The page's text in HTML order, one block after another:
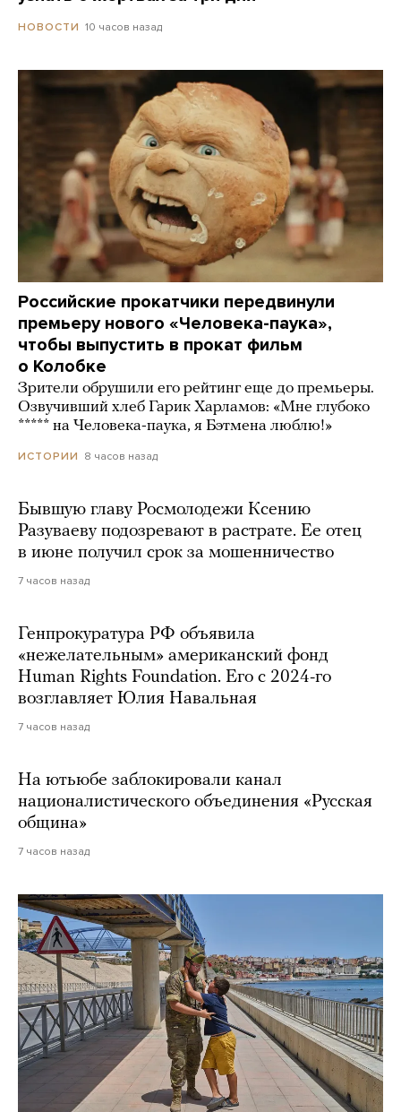
НОВОСТИ 10 часов назад
Российские прокатчики передвинули
премьеру нового «Человека-паука»,
чтобы выпустить в прокат фильм
о Колобке
Зрители обрушили его рейтинг еще до премьеры.
Озвучивший хлеб Гарик Харламов: «Мне глубоко
***** на Человека-паука, я Бэтмена люблю!»
ИСТОРИИ 8 часов назад
Бывшую главу Росмолодежи Ксению
Разуваеву подозревают в растрате. Ее отец
в июне получил срок за мошенничество
7 часов назад
Генпрокуратура РФ объявила
«нежелательным» американский фонд
Human Rights Foundation. Его с 2024-го
возглавляет Юлия Навальная
7 часов назад
На ютьюбе заблокировали канал
националистического объединения «Русская
община»
7 часов назад